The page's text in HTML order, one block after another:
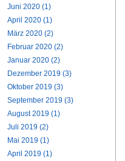
Juni 2020 (1)
April 2020 (1)
März 2020 (2)
Februar 2020 (2)
Januar 2020 (2)
Dezember 2019 (3)
Oktober 2019 (3)
September 2019 (3)
August 2019 (1)
Juli 2019 (2)
Mai 2019 (1)
April 2019 (1)